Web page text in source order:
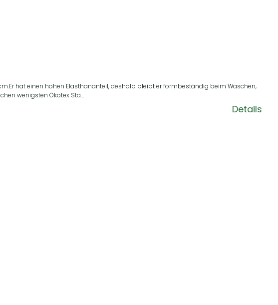
hat einen hohen Elasthananteil, deshalb bleibt er formbeständig beim Waschen,
wenigsten Ökotex Sta...
Details